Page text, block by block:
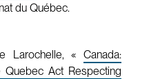
du Québec.
Larochelle, « Canada:
Act Respecting